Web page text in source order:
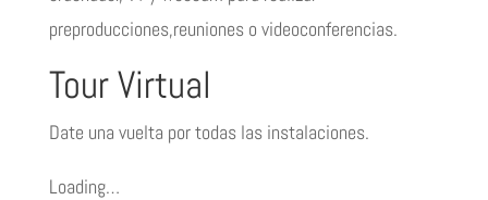
preproducciones,reuniones o videoconferencias.
Tour Virtual
Date una vuelta por todas las instalaciones.
Loading…